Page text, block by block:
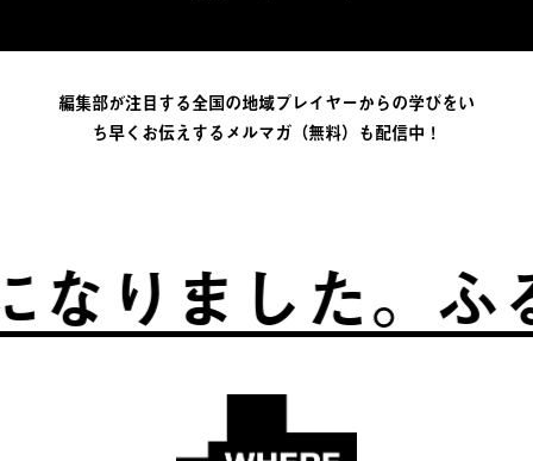
編集部が注目する全国の地域プレイヤーからの学びをい
ち早くお伝えするメルマガ（無料）も配信中！
ました。ふるさ